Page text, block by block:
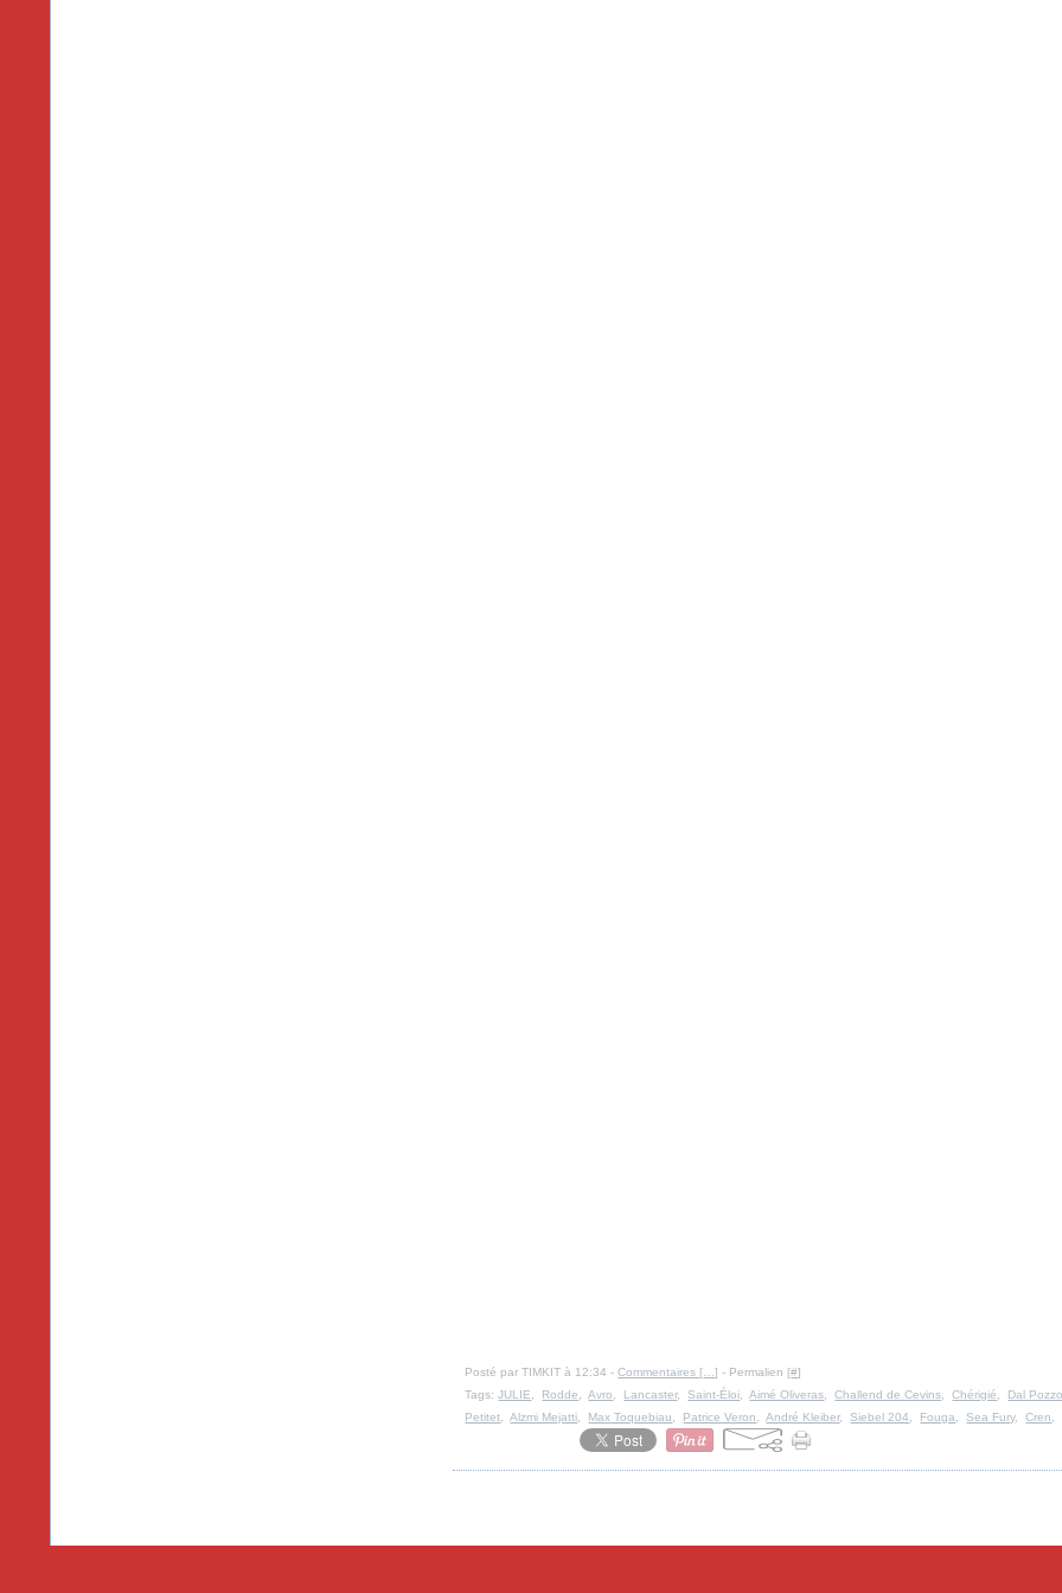
Posté par TIMKIT à 12:34 -Commentaires [ …] - Permalien [#]
Tags:JULIE Rodde ,Avro Lancaster,Saint-Éloi ,Aimé Oliveras ,Challend de Cevins ,Chérigié Dal Pozzo
Petitet ,Alzmi Mejatti Max Toquebiau Patrice Veron ,André Kleiber,Siebel 204 Fouga ,Sea Fury,Cren